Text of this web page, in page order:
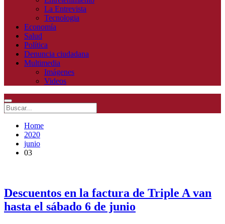
La Entrevista
Tecnologia
Economía
Salud
Política
Denuncia ciudadana
Multimedia
Imágenes
Videos
Home
2020
junio
03
Descuentos en la factura de Triple A van
hasta el sábado 6 de junio